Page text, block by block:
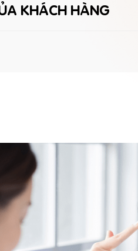
KHÁCH HÀNG